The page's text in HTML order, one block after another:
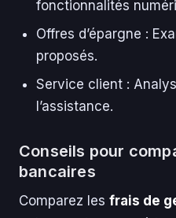
fonctionnalités
Offres d’épargne :
proposés.
Service client :
l’assistance.
Conseils pour
bancaires
Comparez les frais de